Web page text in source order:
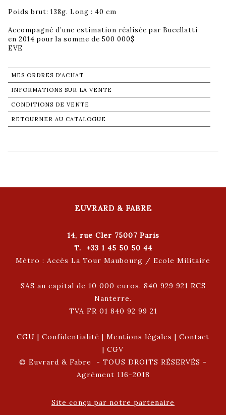
Poids brut: 138g. Long : 40 cm
Accompagné d’une estimation réalisée par Bucellatti
en 2014 pour la somme de 500 000$
EVE
MES ORDRES D'ACHAT
INFORMATIONS SUR LA VENTE
CONDITIONS DE VENTE
RETOURNER AU CATALOGUE
EUVRARD & FABRE
14, rue Cler 75007 Paris
T. +33 1 45 50 50 44
Métro : Accès La Tour Maubourg / Ecole Militaire
SAS au capital de 10 000 euros. 840 929 921 RCS
Nanterre.
TVA FR 01 840 92 99 21
CGU | Confidentialité | Mentions légales | Contact
| CGV
© Euvrard & Fabre - TOUS DROITS RÉSERVÉS -
Agrément 116-2018
Site conçu par notre partenaire